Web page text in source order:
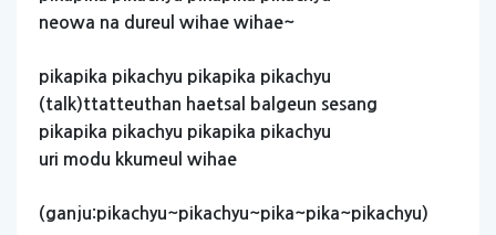
neowa na dureul wihae wihae~
pikapika pikachyu pikapika pikachyu
(talk)ttatteuthan haetsal balgeun sesang
pikapika pikachyu pikapika pikachyu
uri modu kkumeul wihae
(ganju:pikachyu~pikachyu~pika~pika~pikachyu)